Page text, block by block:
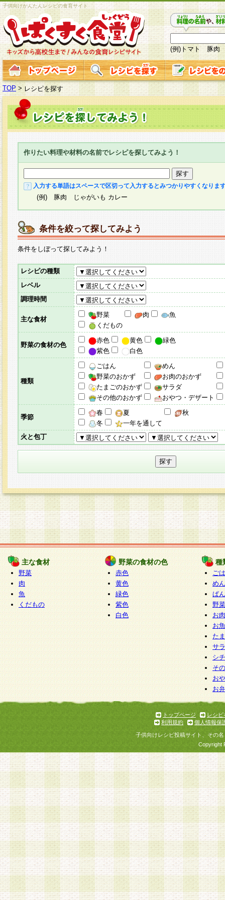
子供向けかんたんレシピの食育サイト
(例)トマト 豚肉
TOP > レシピを探す
作りたい料理や材料の名前でレシピを探してみよう！
入力する単語はスペースで区切って入力するとみつかりやすくなりま
(例) 豚肉 じゃがいも カレー
条件を絞って探してみよう
条件をしぼって探してみよう！
レシピの種類
レベル
調理時間
主な食材
野菜 肉
魚
くだもの
野菜の食材の色
赤色 黄色
緑色
紫色
白色
種類
ごはん
めん
野菜のおかず
お肉のおかず
たまごのおかず
サラダ
その他のおかず
おやつ・デザート
季節
春 夏
秋
冬
一年を通して
火と包丁
主な食材
野菜
肉
魚
くだもの
野菜の食材の色
赤色
黄色
緑色
紫色
白色
種
ご
めん
ぱん
野
お
お
た
サ
シ
そ
お
お
トップページ
レシピ
利用規約
個人情報保
子供向けレシピ投稿サイト、その
Copyright